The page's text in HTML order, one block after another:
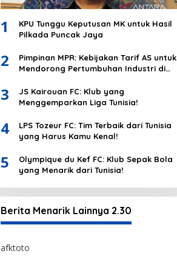
1
KPU Tunggu Keputusan MK untuk Hasil
Pilkada Puncak Jaya
2
Pimpinan MPR: Kebijakan Tarif AS untuk
Mendorong Pertumbuhan Industri di
3
JS Kairouan FC: Klub yang
Menggemparkan Liga Tunisia!
4
LPS Tozeur FC: Tim Terbaik dari Tunisia
yang Harus Kamu Kenal!
5
Olympique du Kef FC: Klub Sepak Bola
yang Menarik dari Tunisia!
Berita Menarik Lainnya 2.30
afktoto